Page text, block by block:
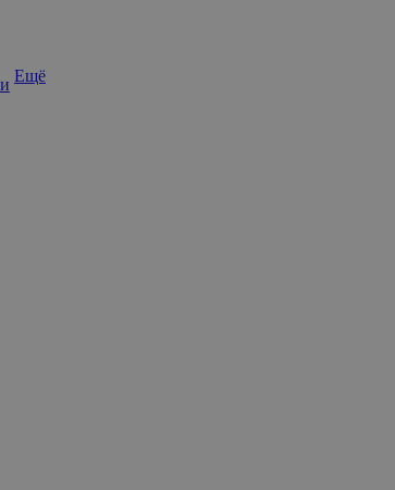
Ещё